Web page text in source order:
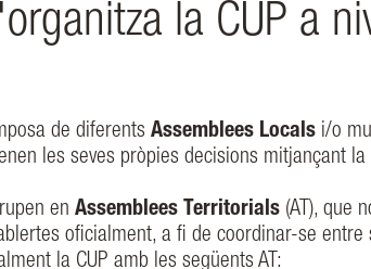
la CUP a
de diferents Assemblees Locals i/o
les seves pròpies decisions mitjançant la
en Assemblees Territorials (AT), que
oficialment, a fi de coordinar-se
la CUP amb les següents AT: